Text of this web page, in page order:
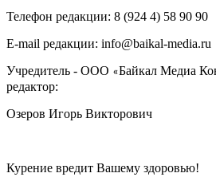
Телефон редакции: ‎‎8 (924 4) 58 90 90
E-mail редакции: info@baikal-media.ru
Учредитель - ООО «Байкал Медиа
редактор:
Озеров Игорь Викторович
Курение вредит Вашему здоровью!